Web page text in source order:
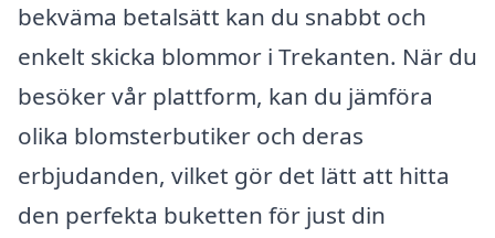
bekväma betalsätt kan du snabbt och
enkelt skicka blommor i Trekanten. När du
besöker vår plattform, kan du jämföra
olika blomsterbutiker och deras
erbjudanden, vilket gör det lätt att hitta
den perfekta buketten för just din